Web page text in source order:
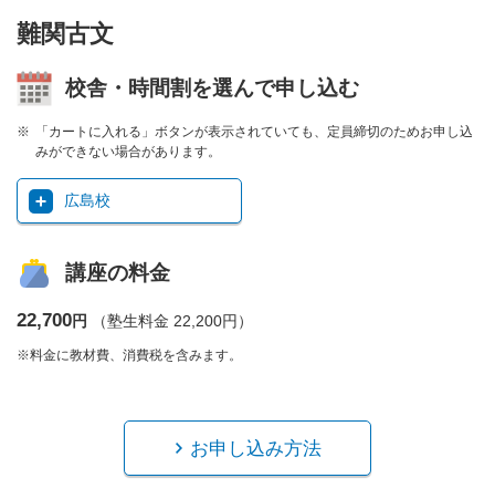
難関古文
校舎・時間割を選んで申し込む
「カートに入れる」ボタンが表示されていても、定員締切のためお申し込
みができない場合があります。
広島校
講座の料金
22,700円 （塾生料金 22,200円）
※料金に教材費、消費税を含みます。
お申し込み方法